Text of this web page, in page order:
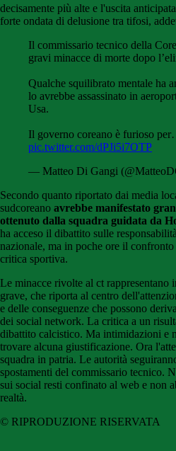
decisamente più alte e l'uscita
forte ondata di delusione tra tifosi,
Il commissario tecnico della
gravi minacce di morte dopo
Qualche squilibrato mentale ha
lo avrebbe assassinato in
Usa.
Il governo coreano è furioso
pic.twitter.com/dPJi5i7OTP
— Matteo Di Gangi
Secondo quanto riportato dai media
sudcoreano avrebbe manifestato
ottenuto dalla squadra guidata da
ha acceso il dibattito sulle
nazionale, ma in poche ore il
critica sportiva.
Le minacce rivolte al ct rappresentano
grave, che riporta al centro
e delle conseguenze che possono
dei social network. La critica a un
dibattito calcistico. Ma intimidazioni e
trovare alcuna giustificazione. Ora
squadra in patria. Le autorità
spostamenti del commissario tecnico.
sui social resti confinato al web e non
realtà.
© RIPRODUZIONE RISERVATA